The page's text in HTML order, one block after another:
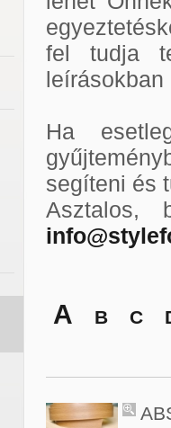
fel tudja
Ha
segíteni és
Asztalos,
A B C